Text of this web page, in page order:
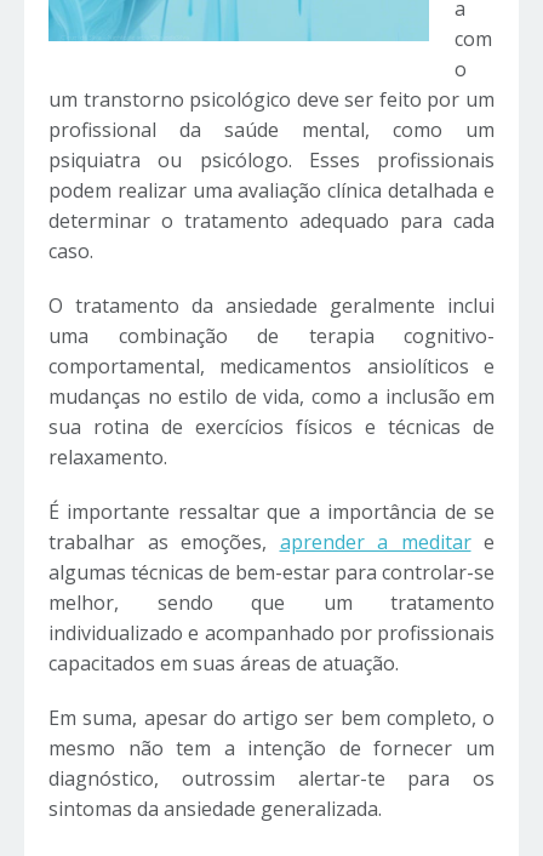
a
com
o
um transtorno psicológico deve ser feito por um
profissional da saúde mental, como um
psiquiatra ou psicólogo. Esses profissionais
podem realizar uma avaliação clínica detalhada e
determinar o tratamento adequado para cada
caso.
O tratamento da ansiedade geralmente inclui
uma combinação de terapia cognitivo-
comportamental, medicamentos ansiolíticos e
mudanças no estilo de vida, como a inclusão em
sua rotina de exercícios físicos e técnicas de
relaxamento.
É importante ressaltar que a importância de se
trabalhar as emoções, aprender a meditare
algumas técnicas de bem-estar para controlar-se
melhor, sendo que um tratamento
individualizado e acompanhado por profissionais
capacitados em suas áreas de atuação.
Em suma, apesar do artigo ser bem completo, o
mesmo não tem a intenção de fornecer um
diagnóstico, outrossim alertar-te para os
sintomas da ansiedade generalizada.